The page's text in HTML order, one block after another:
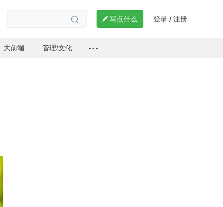
  写点什么 登录 / 注册
大前端 管理/文化